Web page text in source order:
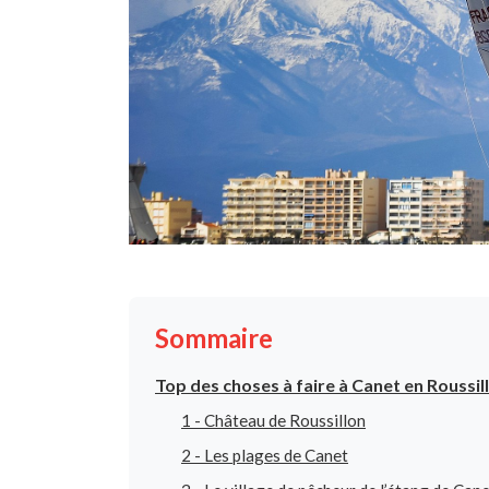
Sommaire
Top des choses à faire à Canet en
1 - Château de Roussillon
2 - Les plages de Canet